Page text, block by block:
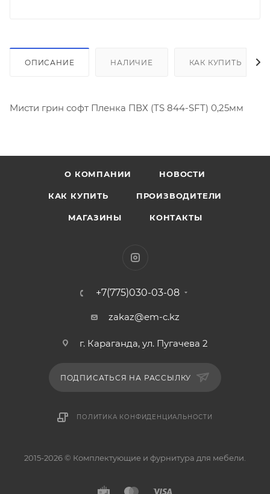
ОПИСАНИЕ НАЛИЧИЕ КАК КУПИТЬ
Мисти грин софт Пленка ПВХ (TS 844-SFT) 0,25мм
О КОМПАНИИ НОВОСТИ
КАК КУПИТЬ ПРОИЗВОДИТЕЛИ
МАГАЗИНЫ КОНТАКТЫ
+7(775)030-03-08
zakaz@em-c.kz
г. Караганда, ул. Пугачева 2
ПОДПИСАТЬСЯ НА РАССЫЛКУ
ПОЛИТИКА КОНФИДЕНЦИАЛЬНОСТИ
2015-2026 © Комплектующие и фурнитура для мебели.